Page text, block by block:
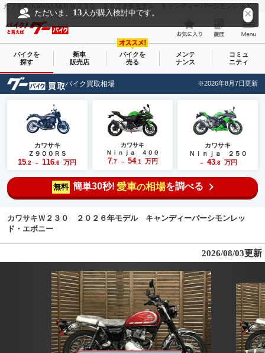
カワサキ(KAWASAKI) Ｗ２３０ ２０２６年モデル キャンディーパーシモンレッド・エボニー｜有限会社 袖ヶ浦ホンダ｜新車・中古バイクなら【グーバイク(GooBike)】
ただいま、 13 人が購入検討中です。
バイクを
探す
新車
販売店
バイクを
売る
メンテ
ナンス
コミュ
ニティ
バイク買取相場 ※2026年8月7日更新
カワサキ
Ｚ９００ＲＳ
15 .2 ～ 116 .6 万円
カワサキ
Ｎｉｎｊａ ４００
7.7 ～ 54.1 万円
カワサキ
Ｎｉｎｊａ ２５０
～ 43.8 万円
無料 簡単30秒! 愛車の相場を調べる
カワサキＷ２３０ ２０２６年モデル キャンディーパーシモンレッ
ド・エボニー
2026/08/03更新